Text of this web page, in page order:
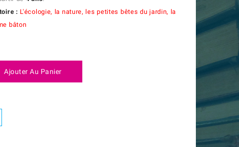
: L'écologie, la nature, lespetites bêtes du jardin, la
bâton
Ajouter Au Panier